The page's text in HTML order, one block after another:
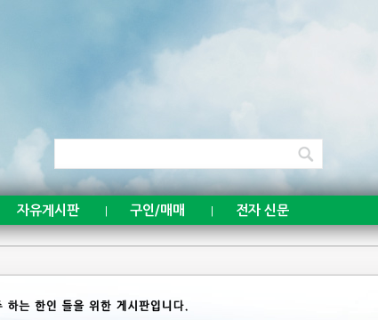
자유게시판 구인/매매 전자 신문